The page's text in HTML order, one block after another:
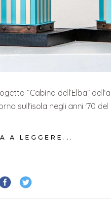
“Cabina dell’Elba”
sull'isola negli anni '70
A LEGGERE...